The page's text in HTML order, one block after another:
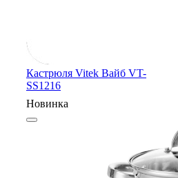
Кастрюля Vitek Вайб VT-
SS1216
Новинка